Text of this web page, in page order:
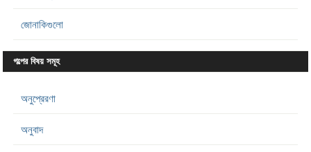
জোনাকিগুলো
গল্পের বিষয় সমূহ
অনুপ্রেরণা
অনুবাদ